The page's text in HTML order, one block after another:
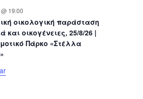
19:00
οικολογική παράσταση
και οικογένειες, 25/8/26 |
Πάρκο «Στέλλα